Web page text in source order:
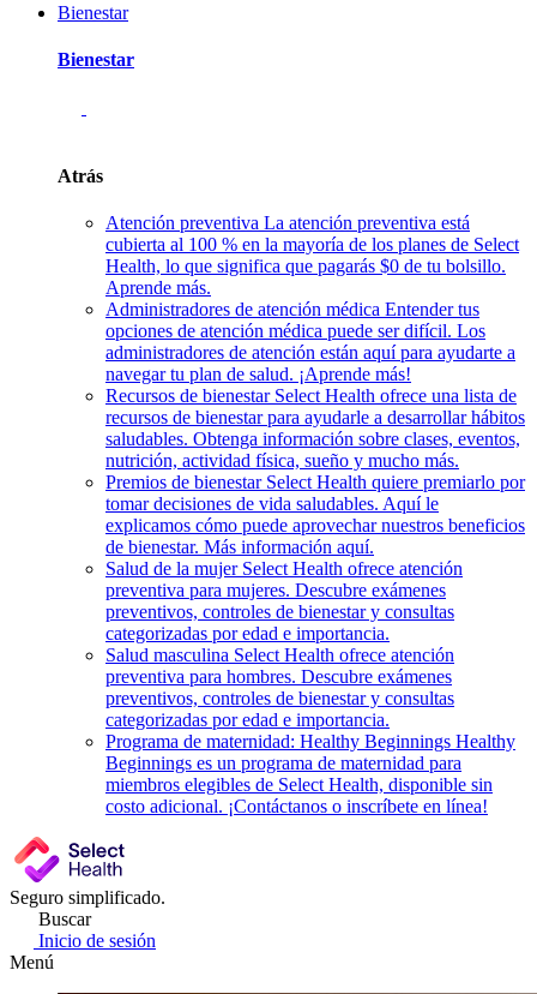
Bienestar
Bienestar
Atrás
Atención preventiva La atención preventiva está
cubierta al 100 % en la mayoría de los planes de Select
Health, lo que significa que pagarás $0 de tu bolsillo.
Aprende más.
Administradores de atención médica Entender tus
opciones de atención médica puede ser difícil. Los
administradores de atención están aquí para ayudarte a
navegar tu plan de salud. ¡Aprende más!
Recursos de bienestar Select Health ofrece una lista de
recursos de bienestar para ayudarle a desarrollar hábitos
saludables. Obtenga información sobre clases, eventos,
nutrición, actividad física, sueño y mucho más.
Premios de bienestar Select Health quiere premiarlo por
tomar decisiones de vida saludables. Aquí le
explicamos cómo puede aprovechar nuestros beneficios
de bienestar. Más información aquí.
Salud de la mujer Select Health ofrece atención
preventiva para mujeres. Descubre exámenes
preventivos, controles de bienestar y consultas
categorizadas por edad e importancia.
Salud masculina Select Health ofrece atención
preventiva para hombres. Descubre exámenes
preventivos, controles de bienestar y consultas
categorizadas por edad e importancia.
Programa de maternidad: Healthy Beginnings Healthy
Beginnings es un programa de maternidad para
miembros elegibles de Select Health, disponible sin
costo adicional. ¡Contáctanos o inscríbete en línea!
Seguro simplificado.
Buscar
Inicio de sesión
Menú